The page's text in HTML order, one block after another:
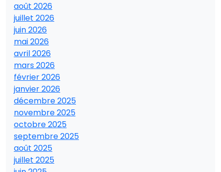
août 2026
juillet 2026
juin 2026
mai 2026
avril 2026
mars 2026
février 2026
janvier 2026
décembre 2025
novembre 2025
octobre 2025
septembre 2025
août 2025
juillet 2025